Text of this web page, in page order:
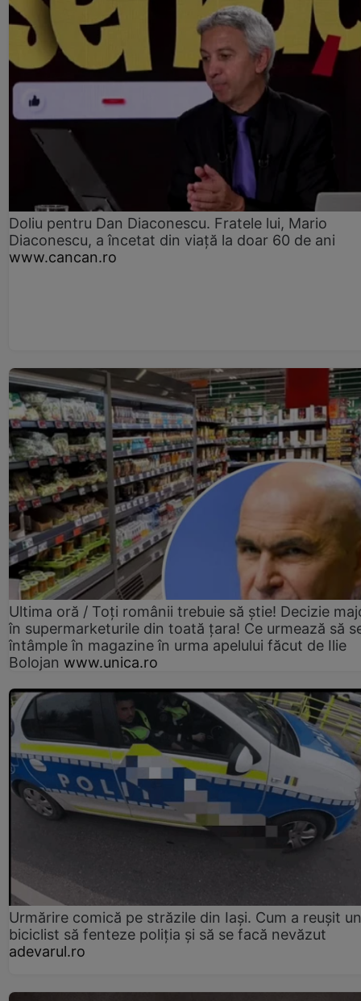
Doliu pentru Dan Diaconescu. Fratele lui, Mario
Diaconescu, a încetat din viață la doar 60 de ani
www.cancan.ro
Ultima oră / Toți românii trebuie să știe! Decizie
în supermarketurile din toată țara! Ce urmează să
întâmple în magazine în urma apelului făcut de Ilie
Bolojan www.unica.ro
Urmărire comică pe străzile din Iași. Cum a reușit un
biciclist să fenteze poliția și să se facă nevăzut
adevarul.ro